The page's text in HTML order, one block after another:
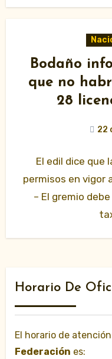
Bodaño
que no
28
22
El edil dice que
permisos en vigor
– El gremio
Horario De
El horario de
Federación es: